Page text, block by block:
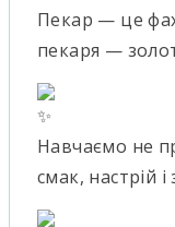
Пекар — це
пекаря —
Навчаємо не
смак, настрій